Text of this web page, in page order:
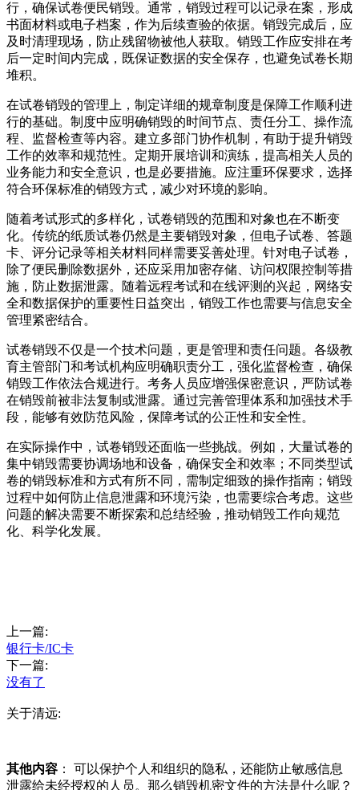
行，确保试卷便民销毁。通常，销毁过程可以记录在案，形成
书面材料或电子档案，作为后续查验的依据。销毁完成后，应
及时清理现场，防止残留物被他人获取。销毁工作应安排在考
后一定时间内完成，既保证数据的安全保存，也避免试卷长期
堆积。
在试卷销毁的管理上，制定详细的规章制度是保障工作顺利进
行的基础。制度中应明确销毁的时间节点、责任分工、操作流
程、监督检查等内容。建立多部门协作机制，有助于提升销毁
工作的效率和规范性。定期开展培训和演练，提高相关人员的
业务能力和安全意识，也是必要措施。应注重环保要求，选择
符合环保标准的销毁方式，减少对环境的影响。
随着考试形式的多样化，试卷销毁的范围和对象也在不断变
化。传统的纸质试卷仍然是主要销毁对象，但电子试卷、答题
卡、评分记录等相关材料同样需要妥善处理。针对电子试卷，
除了便民删除数据外，还应采用加密存储、访问权限控制等措
施，防止数据泄露。随着远程考试和在线评测的兴起，网络安
全和数据保护的重要性日益突出，销毁工作也需要与信息安全
管理紧密结合。
试卷销毁不仅是一个技术问题，更是管理和责任问题。各级教
育主管部门和考试机构应明确职责分工，强化监督检查，确保
销毁工作依法合规进行。考务人员应增强保密意识，严防试卷
在销毁前被非法复制或泄露。通过完善管理体系和加强技术手
段，能够有效防范风险，保障考试的公正性和安全性。
在实际操作中，试卷销毁还面临一些挑战。例如，大量试卷的
集中销毁需要协调场地和设备，确保安全和效率；不同类型试
卷的销毁标准和方式有所不同，需制定细致的操作指南；销毁
过程中如何防止信息泄露和环境污染，也需要综合考虑。这些
问题的解决需要不断探索和总结经验，推动销毁工作向规范
化、科学化发展。
上一篇:
银行卡/IC卡
下一篇:
没有了
关于清远:
其他内容 ： 可以保护个人和组织的隐私，还能防止敏感信息
泄露给未经授权的人员。那么销毁机密文件的方法是什么呢？